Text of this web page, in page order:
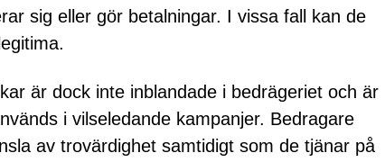
sig eller gör betalningar. I vissa fall kan de
är dock inte inblandade i bedrägeriet och är
i vilseledande kampanjer. Bedragare
av trovärdighet samtidigt som de tjänar på